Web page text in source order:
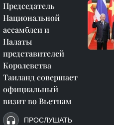
Председатель
Национальной
ассамблеи и
Палаты
представителей
Королевства
Таиланд совершает
официальный
визит во Вьетнам
ПРОСЛУШАТЬ